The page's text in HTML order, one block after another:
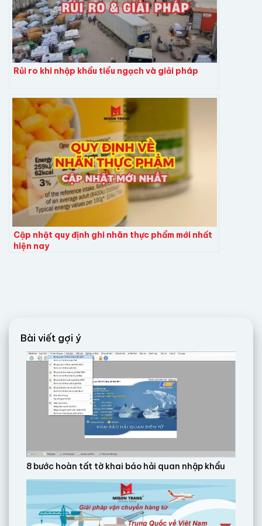
Rủi ro khi nhập khẩu tiểu ngạch và giải pháp
Cập nhật quy định ghi nhãn thực phẩm mới nhất
hiện nay
Bài viết gợi ý
8 bước hoàn tất tờ khai báo hải quan nhập khẩu